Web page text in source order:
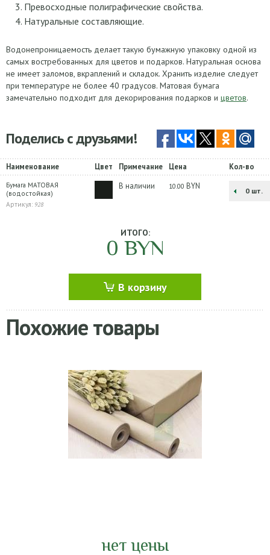
Превосходные полиграфические свойства.
Натуральные составляющие.
Водонепроницаемость делает такую бумажную упаковку одной из
самых востребованных для цветов и подарков. Натуральная основа
не имеет заломов, вкраплений и складок. Хранить изделие следует
при температуре не более 40 градусов. Матовая бумага
замечательно подходит для декорирования подарков и цветов.
Поделись с друзьями!
Наименование Цвет Примечание Цена Кол-во
Бумага МАТОВАЯ
(водостойкая)
Артикул: 928
В наличии 10.00 BYN
шт.
ИТОГО:
0 BYN
В корзину
Похожие товары
нет цены